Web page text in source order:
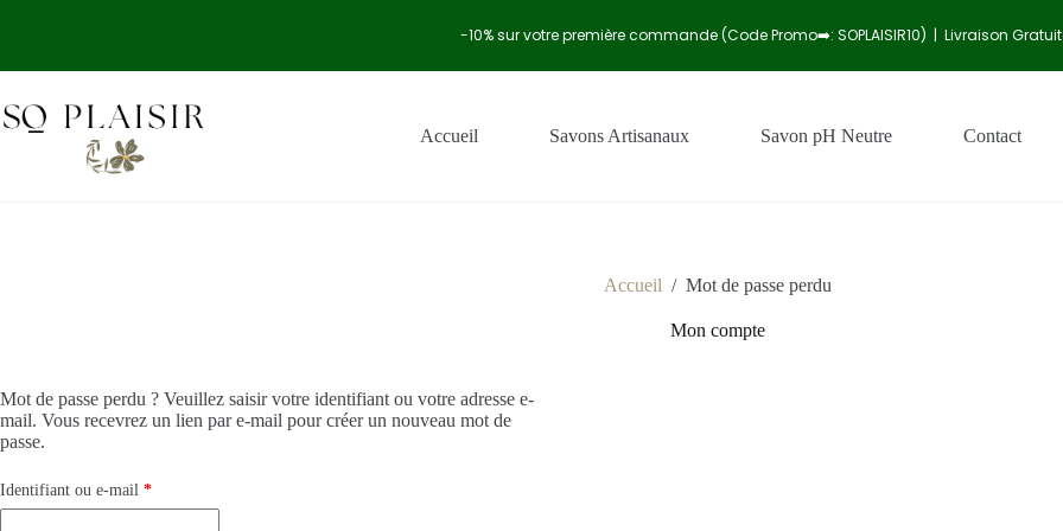
Accueil Savons Artisanaux Savon pH Neutre Contact
Accueil / Mot de passe perdu
Mon compte
Mot de passe perdu ? Veuillez saisir votre identifiant ou votre adresse e-
mail. Vous recevrez un lien par e-mail pour créer un nouveau mot de
passe.
Identifiant ou e-mail *
-10% sur votre première commande (Code Promo➡️: SOPLAISIR10) | Livraison